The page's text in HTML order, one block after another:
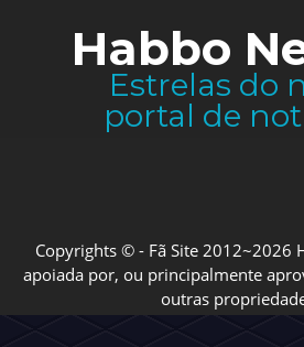
Habbo
Estrelas do
portal de
Copyrights © - Fã Site 2012~2026
apoiada por, ou principalmente
outras